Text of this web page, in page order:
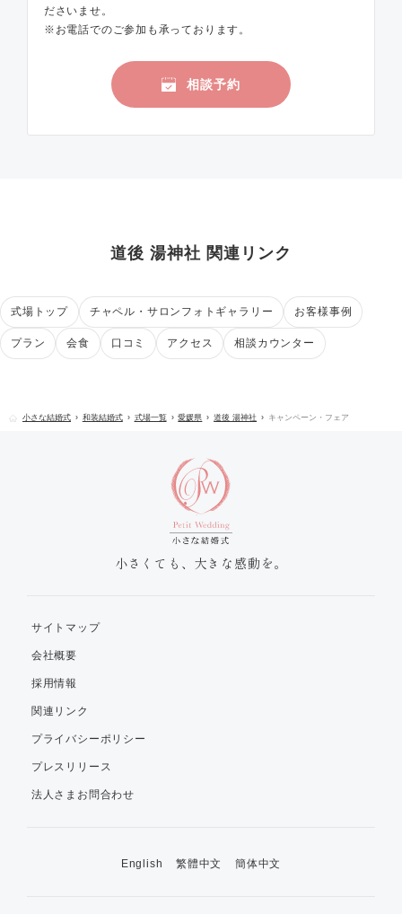
ださいませ。
※お電話でのご参加も承っております。
相談予約
道後 湯神社 関連リンク
式場トップ チャペル・サロンフォトギャラリー お客様事例
プラン 会食 口コミ アクセス 相談カウンター
小さな結婚式 和装結婚式 式場一覧 愛媛県 道後 湯神社 キャンペーン・フェア
小さくても、大きな感動を。
サイトマップ
会社概要
採用情報
関連リンク
プライバシーポリシー
プレスリリース
法人さまお問合わせ
English 繁體中文 簡体中文